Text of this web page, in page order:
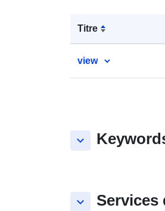
Titre
view
keyboard_arrow_down
keyboard_arrow_down Services